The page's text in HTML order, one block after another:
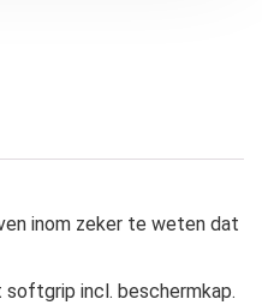
inom zeker te weten dat
incl. beschermkap.